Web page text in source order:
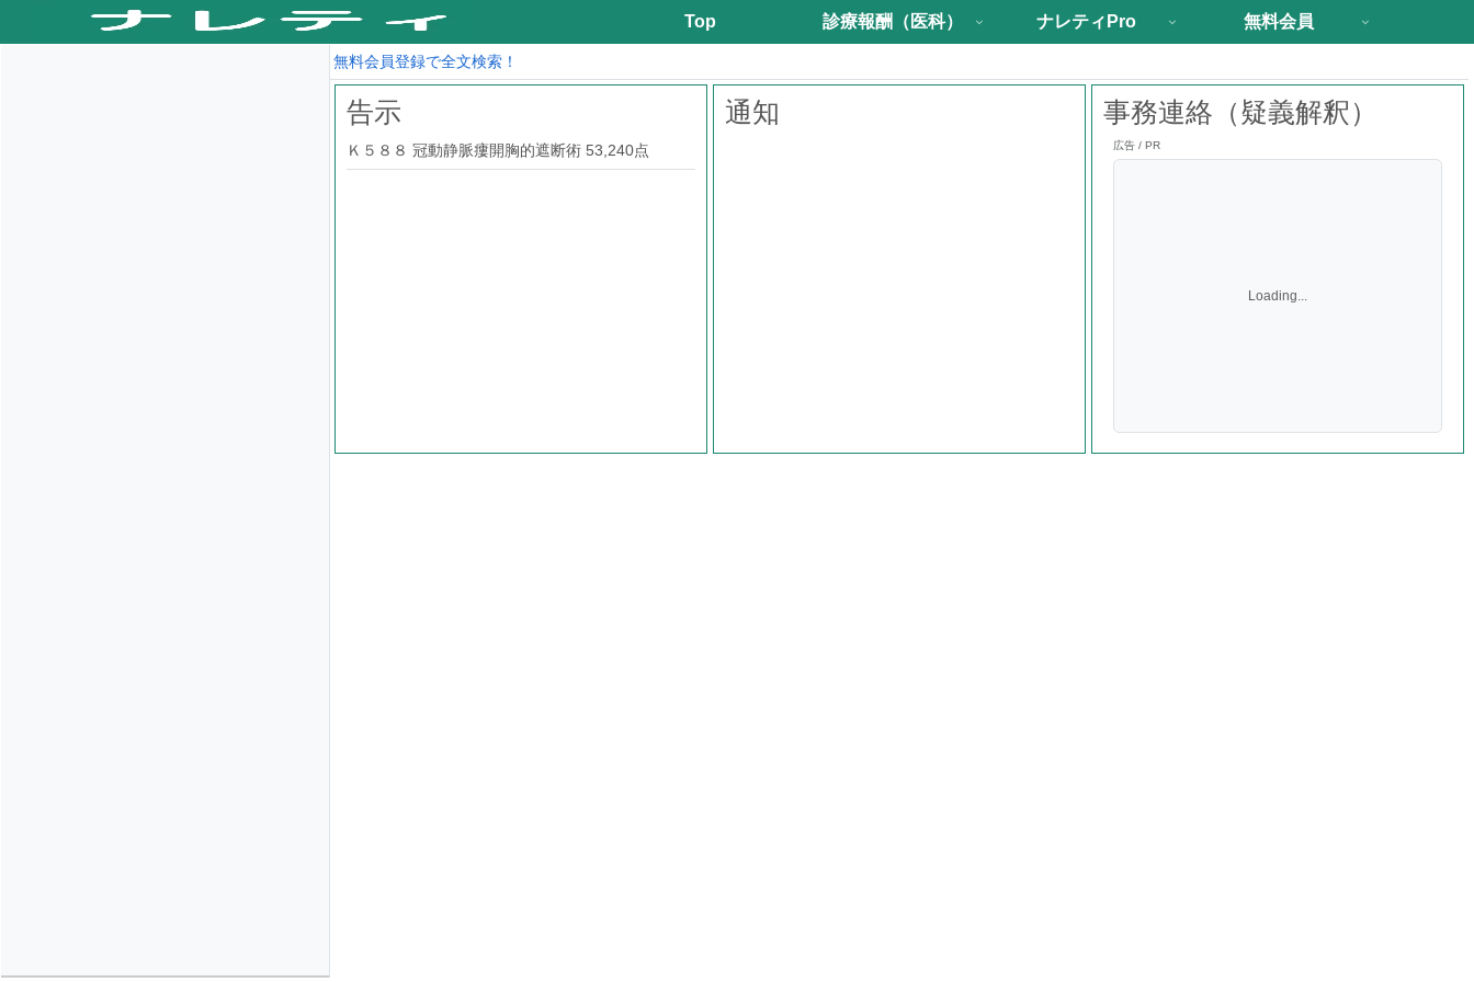
Top 診療報酬（医科） ナレティPro 無料会員
無料会員登録で全文検索！
告示
Ｋ５８８ 冠動静脈瘻開胸的遮断術 53,240点
通知 事務連絡（疑義解釈）
広告 / PR
Loading...